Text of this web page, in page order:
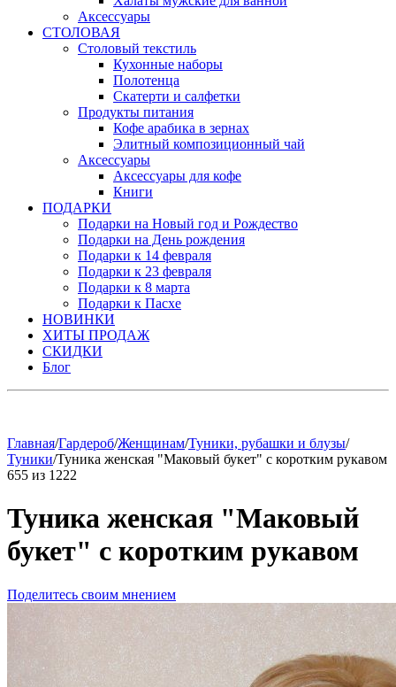
Аксессуары
СТОЛОВАЯ
Столовый текстиль
Кухонные наборы
Полотенца
Скатерти и салфетки
Продукты питания
Кофе арабика в зернах
Элитный композиционный чай
Аксессуары
Аксессуары для кофе
Книги
ПОДАРКИ
Подарки на Новый год и Рождество
Подарки на День рождения
Подарки к 14 февраля
Подарки к 23 февраля
Подарки к 8 марта
Подарки к Пасхе
НОВИНКИ
ХИТЫ ПРОДАЖ
СКИДКИ
Блог
Главная/Гардероб/Женщинам/Туники, рубашки и блузы/
Туники/Туника женская "Маковый букет" с коротким рукавом
655 из 1222
Туника женская "Маковый
букет" с коротким рукавом
Поделитесь своим мнением